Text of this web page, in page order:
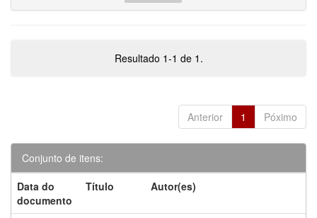
Resultado 1-1 de 1.
Anterior 1 Póximo
Conjunto de itens:
Data do
documento
Título Autor(es)